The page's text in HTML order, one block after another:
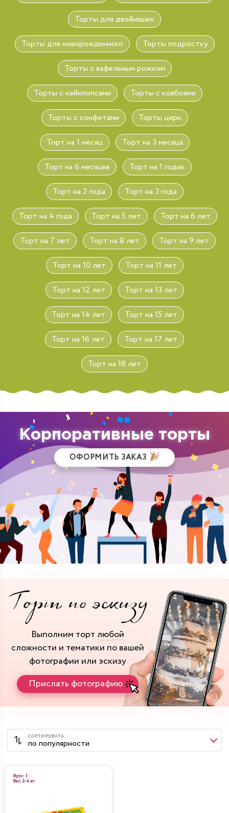
Торты для двойняшек
Торты для новорожденного Торты подростку
Торты с вафельным рожком
Торты с кейкпопсами Торты с ковбоями
Торты с конфетами Торты цирк
Торт на 1 месяц Торт на 3 месяца
Торт на 6 месяцев Торт на 1 годик
Торт на 2 года Торт на 3 года
Торт на 4 года Торт на 5 лет Торт на 6 лет
Торт на 7 лет Торт на 8 лет Торт на 9 лет
Торт на 10 лет Торт на 11 лет
Торт на 12 лет Торт на 13 лет
Торт на 14 лет Торт на 15 лет
Торт на 16 лет Торт на 17 лет
Торт на 18 лет
Корпоративные торты
ОФОРМИТЬ ЗАКАЗ
Выполним торт любой
сложности и тематики по вашей
фотографии или эскизу
Прислать фотографию